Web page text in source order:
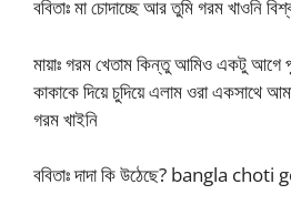
ববিতাঃ মা চোদাচ্ছে আর তুমি গরম খাওনি
মায়াঃ গরম খেতাম কিন্তু আমিও একটু আগে
কাকাকে দিয়ে চুদিয়ে এলাম ওরা একসাথে
গরম খাইনি
ববিতাঃ দাদা কি উঠেছে? bangla